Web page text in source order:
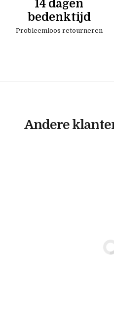
14 dagen
bedenktijd
Probleemloos retourneren
Andere